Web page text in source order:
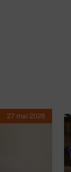
27 mai 2026